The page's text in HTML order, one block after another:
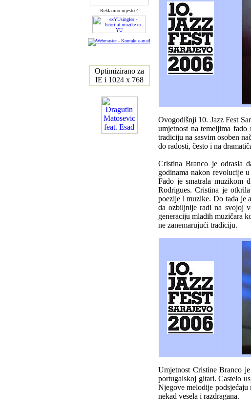
Reklamno mjesto 4
Optimizirano za
IE i 1024 x 768
Ovogodišnji 10. Jazz Fest
umjetnost na temeljima
tradiciju na sasvim osoben
do radosti, često i na
Cristina Branco je odrasla
godinama nakon revolucije
Fado je smatrala muzikom
Rodrigues. Cristina je
poezije i muzike. Do tada je
da ozbiljnije radi na svojoj
generaciju mladih muzičara
ne zanemarujući tradiciju.
Umjetnost Cristine Branco
portugalskoj gitari. Castelo
Njegove melodije
nekad vesela i razdragana.